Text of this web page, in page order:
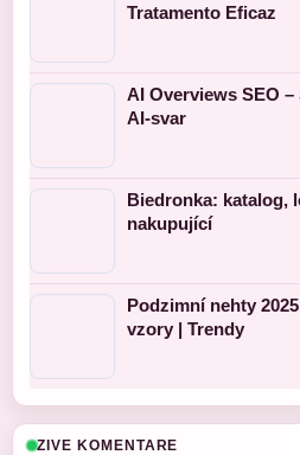
Tratamento Eficaz
AI Overviews SEO
AI-svar
Biedronka: katalog,
nakupující
Podzimní nehty
vzory | Trendy
ZIVE KOMENTARE